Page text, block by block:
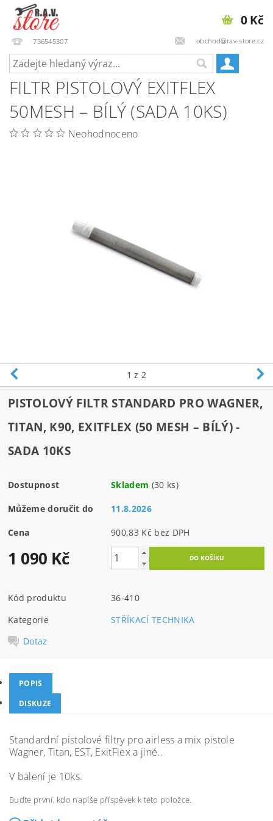
736545307 obchod@rav-store.cz
0 Kč
FILTR PISTOLOVÝ EXITFLEX
50MESH – BÍLÝ (SADA 10KS)
Neohodnoceno
1 z 2
PISTOLOVÝ FILTR STANDARD PRO WAGNER,
TITAN, K90, EXITFLEX (50 MESH – BÍLÝ) -
SADA 10KS
Dostupnost Skladem (30 ks)
Můžeme doručit do 11.8.2026
Cena 900,83 Kč bez DPH
1 090 Kč
Kód produktu
36-410
Kategorie
STŘÍKACÍ TECHNIKA
Dotaz
POPIS
DISKUZE
Standardní pistolové filtry pro airless a mix pistole
Wagner, Titan, EST, ExitFlex a jiné..
V balení je 10ks.
Buďte první, kdo napíše příspěvek k této položce.